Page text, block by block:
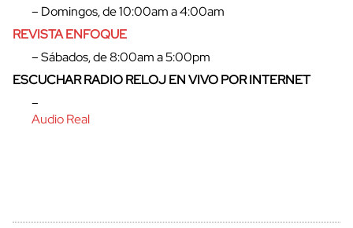
– Domingos, de 10:00am a 4:00am
REVISTA ENFOQUE
– Sábados, de 8:00am a 5:00pm
ESCUCHAR RADIO RELOJ EN VIVO POR INTERNET
–
Audio Real